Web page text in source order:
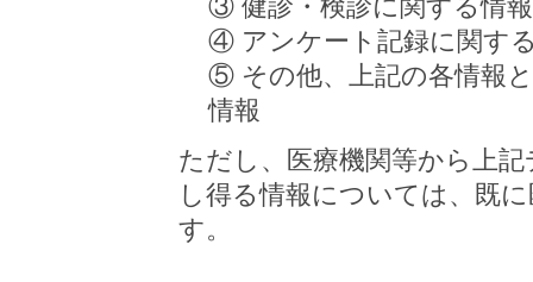
④ アンケート記録に関す
⑤ その他、上記の各情報
情報
ただし、医療機関等から上
し得る情報については、既
す。